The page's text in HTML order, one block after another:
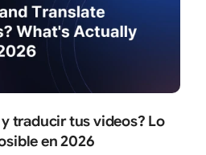
traducir tus videos? Lo
en 2026